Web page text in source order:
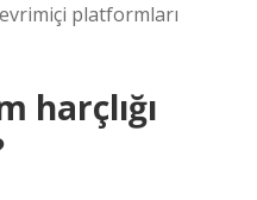
platformları
harçlığı